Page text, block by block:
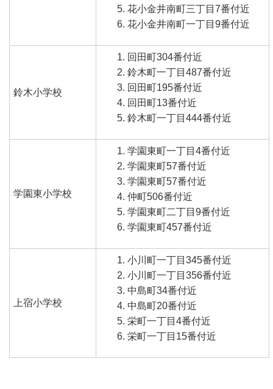
花小金井南町三丁目7番付近
花小金井南町一丁目9番付近
鈴木小学校
回田町304番付近
鈴木町一丁目487番付近
回田町195番付近
回田町13番付近
鈴木町一丁目444番付近
学園東小学校
学園東町一丁目4番付近
学園東町57番付近
学園東町57番付近
仲町506番付近
学園東町二丁目9番付近
学園東町457番付近
上宿小学校
小川町一丁目345番付近
小川町一丁目356番付近
中島町34番付近
中島町20番付近
栄町一丁目4番付近
栄町一丁目15番付近